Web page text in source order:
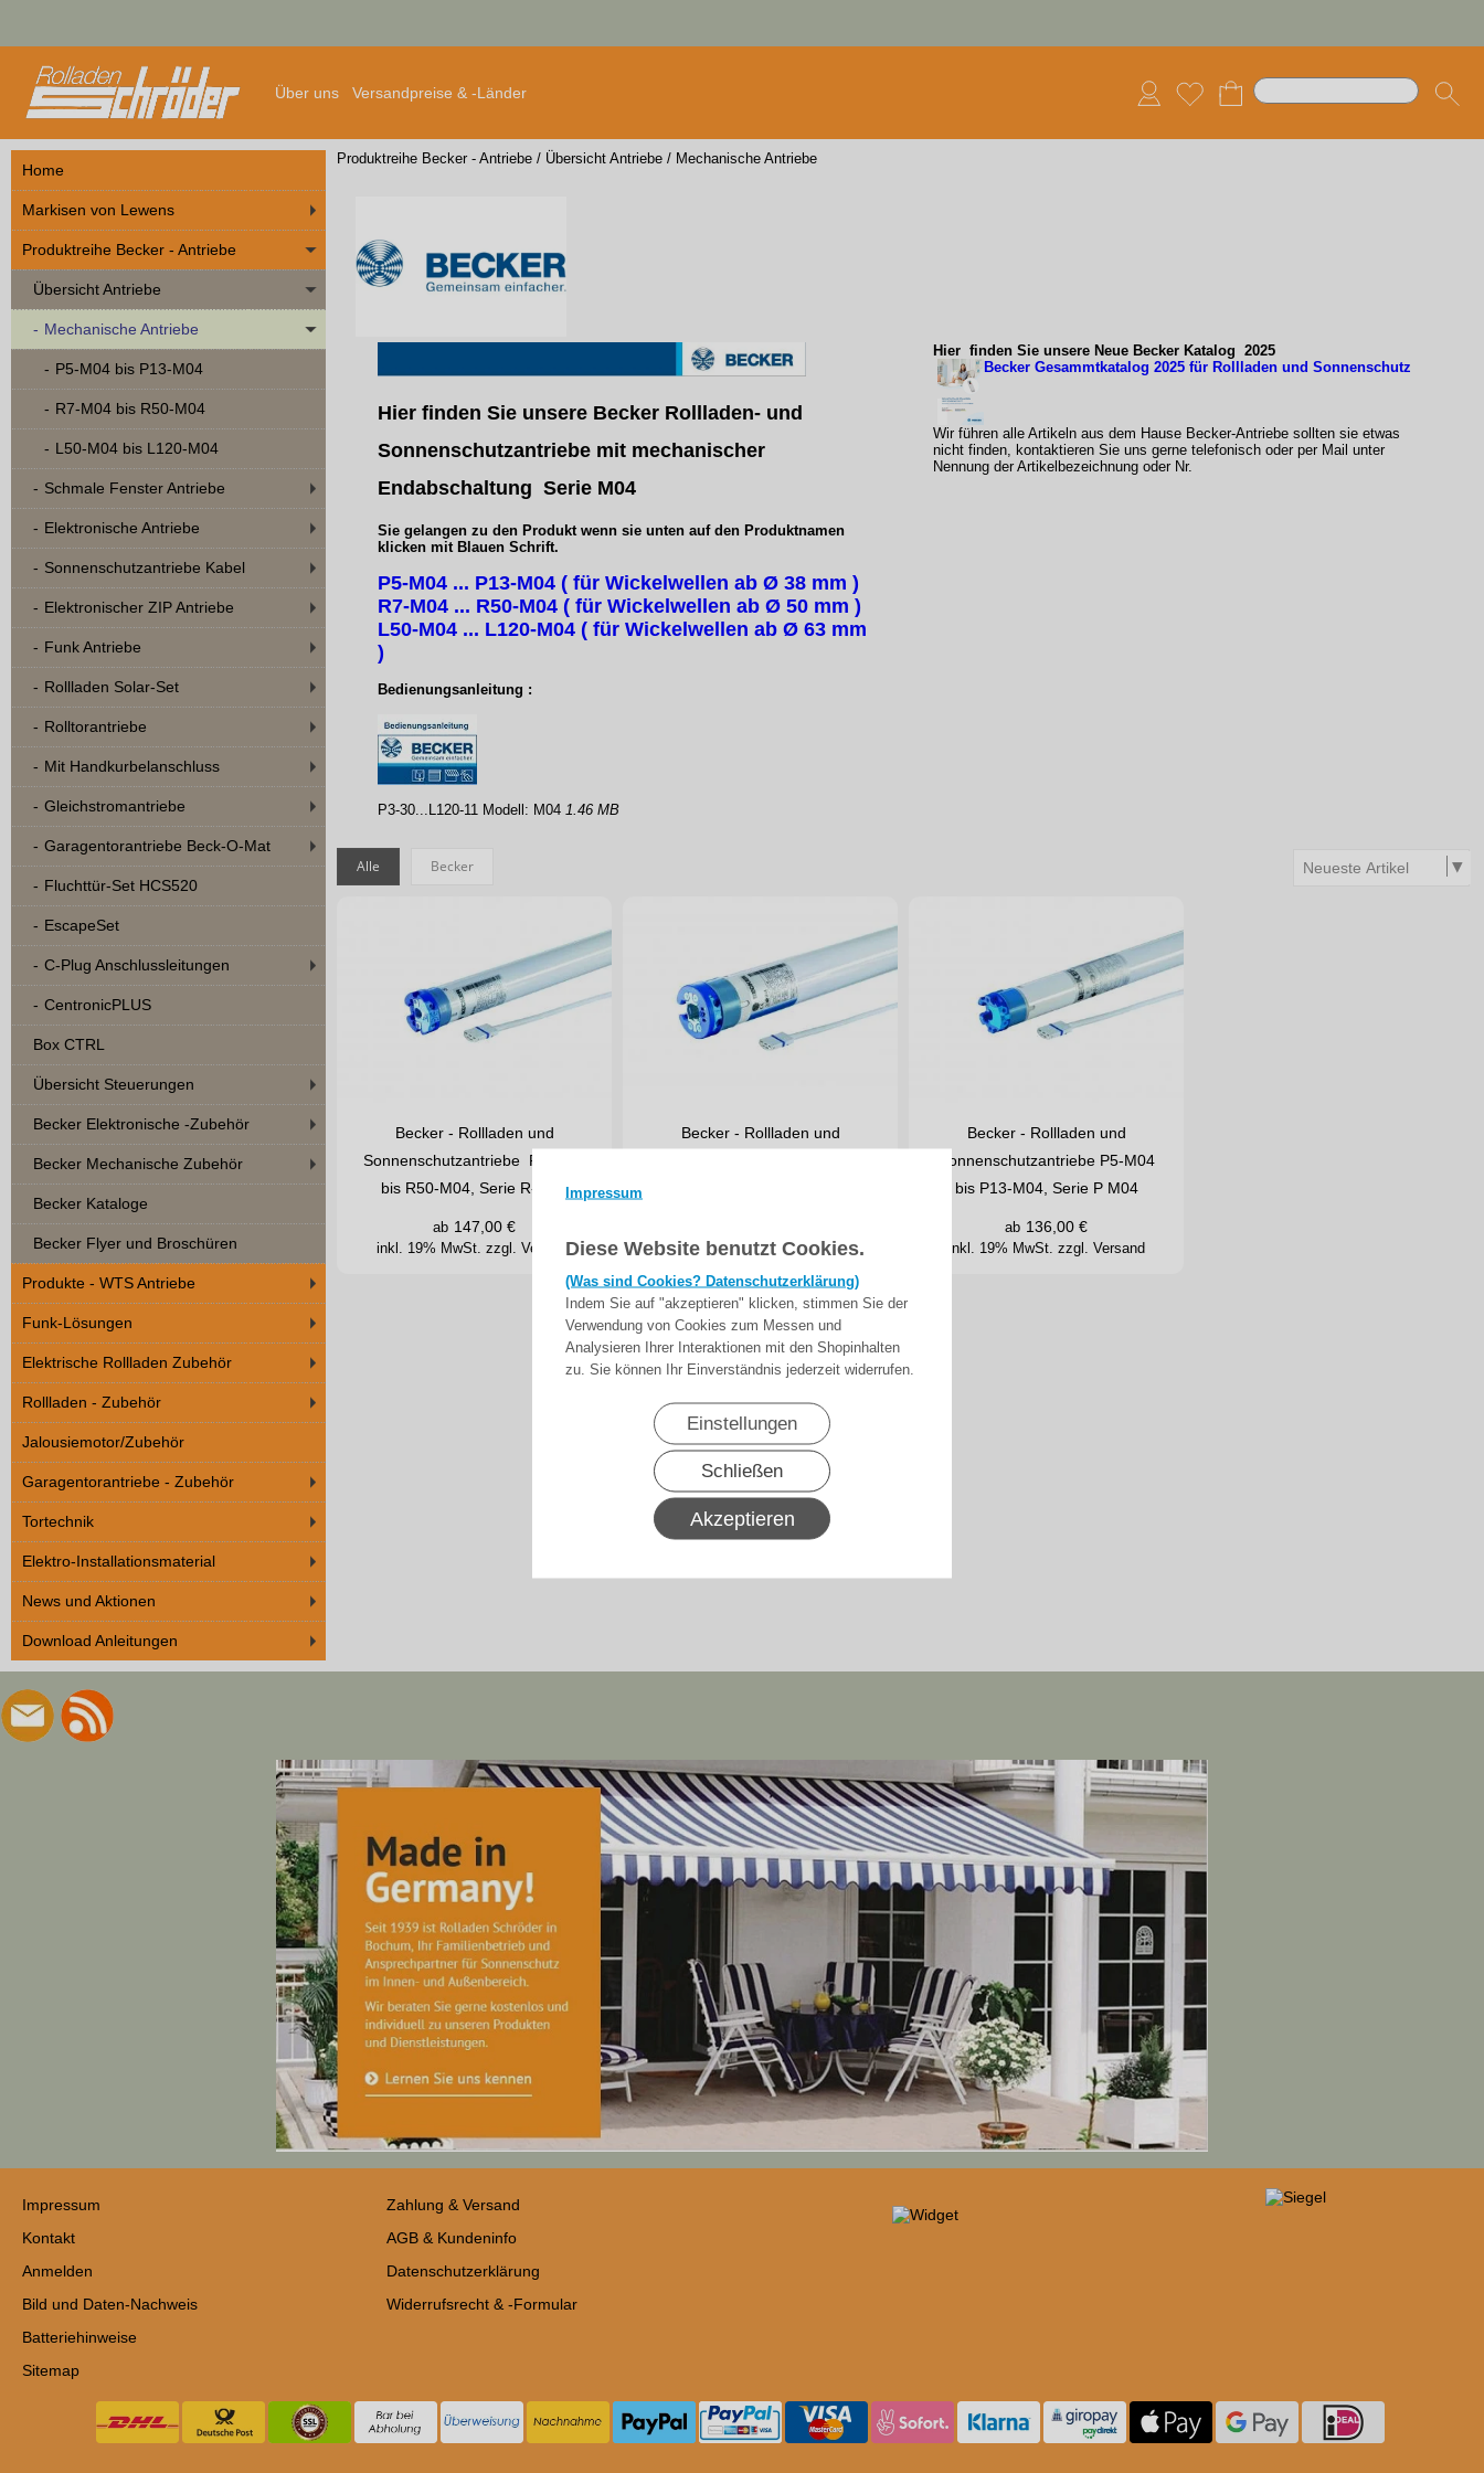
Impressum
Diese Website benutzt Cookies.
(Was sind Cookies? Datenschutzerklärung)
Indem Sie auf "akzeptieren" klicken, stimmen Sie der
Verwendung von Cookies zum Messen und
Analysieren Ihrer Interaktionen mit den Shopinhalten
zu. Sie können Ihr Einverständnis jederzeit widerrufen.
Einstellungen
Schließen
Akzeptieren
Über uns Versandpreise & -Länder
Home
Markisen von Lewens
Produktreihe Becker - Antriebe
Übersicht Antriebe
Mechanische Antriebe
P5-M04 bis P13-M04
R7-M04 bis R50-M04
L50-M04 bis L120-M04
Schmale Fenster Antriebe
Elektronische Antriebe
Sonnenschutzantriebe Kabel
Elektronischer ZIP Antriebe
Funk Antriebe
Rollladen Solar-Set
Rolltorantriebe
Mit Handkurbelanschluss
Gleichstromantriebe
Garagentorantriebe Beck-O-Mat
Fluchttür-Set HCS520
EscapeSet
C-Plug Anschlussleitungen
CentronicPLUS
Box CTRL
Übersicht Steuerungen
Becker Elektronische -Zubehör
Becker Mechanische Zubehör
Becker Kataloge
Becker Flyer und Broschüren
Produkte - WTS Antriebe
Funk-Lösungen
Elektrische Rollladen Zubehör
Rollladen - Zubehör
Jalousiemotor/Zubehör
Garagentorantriebe - Zubehör
Tortechnik
Elektro-Installationsmaterial
News und Aktionen
Download Anleitungen
Produktreihe Becker - Antriebe / Übersicht Antriebe / Mechanische Antriebe
Hier finden Sie unsere Becker Rollladen- und
Sonnenschutzantriebe mit mechanischer
Endabschaltung Serie M04
Sie gelangen zu den Produkt wenn sie unten auf den Produktnamen
klicken mit Blauen Schrift.
P5-M04 ... P13-M04 ( für Wickelwellen ab Ø 38 mm )
R7-M04 ... R50-M04 ( für Wickelwellen ab Ø 50 mm )
L50-M04 ... L120-M04 ( für Wickelwellen ab Ø 63 mm
)
Bedienungsanleitung :
P3-30...L120-11 Modell: M04 1.46 MB
Hier finden Sie unsere Neue Becker Katalog 2025
Becker Gesammtkatalog 2025 für Rollladen und Sonnenschutz
Wir führen alle Artikeln aus dem Hause Becker-Antriebe sollten sie etwas
nicht finden, kontaktieren Sie uns gerne telefonisch oder per Mail unter
Nennung der Artikelbezeichnung oder Nr.
Alle Becker
Becker - Rollladen und
Sonnenschutzantriebe R7-M04
bis R50-M04, Serie R-M04
inkl. 19% MwSt. zzgl. Versand
ab 147,00 €
Becker - Rollladen und
inkl. 19% MwSt.zzgl. Versand
Becker - Rollladen und
Sonnenschutzantriebe P5-M04
bis P13-M04, Serie P M04
inkl. 19% MwSt. zzgl. Versand
ab 136,00 €
Impressum
Kontakt
Anmelden
Bild und Daten-Nachweis
Batteriehinweise
Sitemap
Zahlung & Versand
AGB & Kundeninfo
Datenschutzerklärung
Widerrufsrecht & -Formular